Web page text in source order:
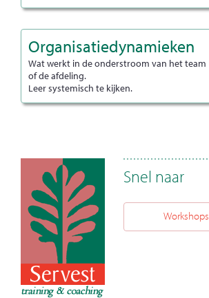
Organisatiedynamieken
Wat werkt in de onderstroom van het team
of de afdeling.
Leer systemisch te kijken.
Snel naar
Workshops